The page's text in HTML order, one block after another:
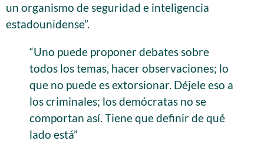
un organismo de seguridad e inteligencia
estadounidense”.
“Uno puede proponer debates sobre
todos los temas, hacer observaciones; lo
que no puede es extorsionar. Déjele eso a
los criminales; los demócratas no se
comportan así. Tiene que definir de qué
lado está”